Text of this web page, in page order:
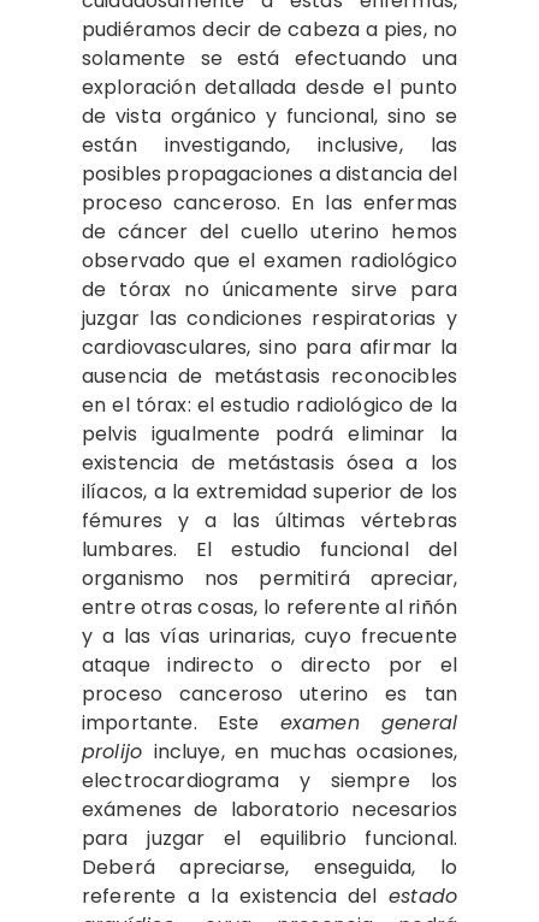
pudiéramos decir de cabeza a pies, no
solamente se está efectuando una
exploración detallada desde el punto
de vista orgánico y funcional, sino se
están investigando, inclusive, las
posibles propagaciones a distancia del
proceso canceroso. En las enfermas
de cáncer del cuello uterino hemos
observado que el examen radiológico
de tórax no únicamente sirve para
juzgar las condiciones respiratorias y
cardiovasculares, sino para afirmar la
ausencia de metástasis reconocibles
en el tórax: el estudio radiológico de la
pelvis igualmente podrá eliminar la
existencia de metástasis ósea a los
ilíacos, a la extremidad superior de los
fémures y a las últimas vértebras
lumbares. El estudio funcional del
organismo nos permitirá apreciar,
entre otras cosas, lo referente al riñón
y a las vías urinarias, cuyo frecuente
ataque indirecto o directo por el
proceso canceroso uterino es tan
importante. Este examen general
prolijo incluye, en muchas ocasiones,
electrocardiograma y siempre los
exámenes de laboratorio necesarios
para juzgar el equilibrio funcional.
Deberá apreciarse, enseguida, lo
referente a la existencia delestado